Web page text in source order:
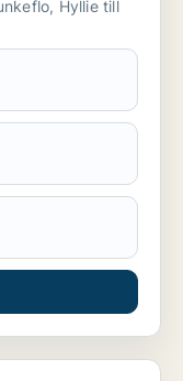
Hyllie till